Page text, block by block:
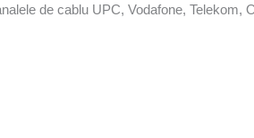
de cablu UPC, Vodafone, Telekom,